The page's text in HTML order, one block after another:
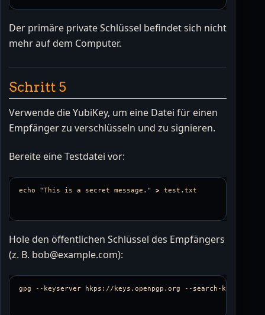
Der primäre private Schlüssel befindet sich nicht
mehr auf dem Computer.
Schritt 5
Verwende die YubiKey, um eine Datei für einen
Empfänger zu verschlüsseln und zu signieren.
Bereite eine Testdatei vor:
echo "This is a secret message." >
Hole den öffentlichen Schlüssel des Empfängers
(z. B. bob@example.com):
gpg --keyserver hkps://keys.openpgp.org --search-keys